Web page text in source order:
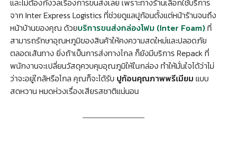
จาก Inter Express Logistics ที่ช่วยดูแลปูก้อนตั้งแต่หน้าร้านจนถึง
หน้าบ้านของคุณ ด้วยบริการขนส่งกล่องโฟม (Inter Foam)ที่
สามารถรักษาอุณหภูมิของสินค้าให้คงความสดใหม่และปลอดภัย
ตลอดเส้นทาง ยิ่งถ้าเป็นการส่งทางไกล ก็ยังมีบริการ Repack ที่
พนักงานจะเปลี่ยนวัสดุควบคุมอุณภูมิให้ในกล่อง ทำให้มั่นใจได้ว่าไม่
ว่าจะอยู่ใกล้หรือไกล คุณก็จะได้รับ ปูก้อนคุณภาพพรีเมียม แบบ
สดหวาน หมดห่วงเรื่องเสียรสชาติแน่นอน